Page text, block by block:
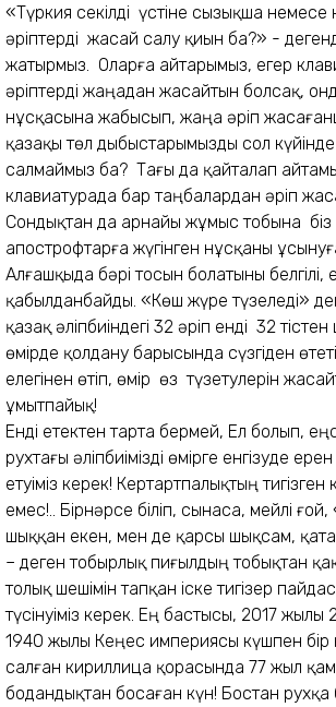
«Түркия секілді үстіне сызықша немесе
әріптерді жасай салу қиын ба?» -
жатырмыз. Оларға айтарымыз, егер
әріптерді жаңадан жасайтын болсақ,
нұсқасына жабысып, жаңа әріп
қазақы төл дыбыстарымызды сол
салмаймыз ба? Тағы да қайталап
клавиатурада бар таңбалардан әріп
Сондықтан да арнайы жұмыс тобына
апострофтарға жүгінген нұсқаны
Алғашқыда бәрі тосын болатыны
қабылданбайды. «Көш жүре түзеледі»
қазақ әліпбиіндегі 32 әріп енді 32
өмірде қолдану барысында сүзгіден
елегінен өтіп, өмір өз түзетулерін
ұмытпайық!
Енді етектен тарта бермей, Ел болып,
рухтағы әліпбиімізді өмірге енгізуде
етуіміз керек! Кертартпалықтың
емес!.. Бірнәрсе біліп, сынаса, мейлі
шыққан екен, мен де қарсы шықсам,
– деген тобырлық пиғылдың тобықтан
толық шешімін тапқан іске тигізер
түсінуіміз керек. Ең бастысы, 2017 жылы
1940 жылы Кеңес империясы күшпен бір
салған кириллица қорасында 77 жыл
бодандықтан босаған күн! Бостан рухқа